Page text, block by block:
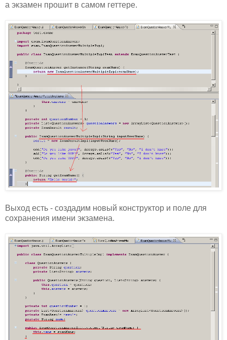
а экзамен прошит в самом геттере.
Выход есть - создадим новый конструктор и поле для
сохранения имени экзамена.